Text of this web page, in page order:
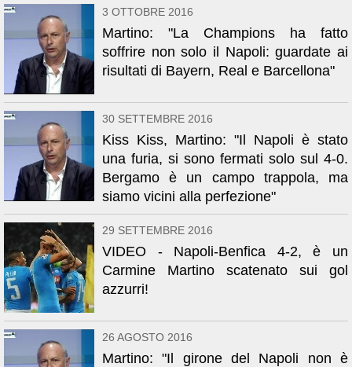
3 OTTOBRE 2016
Martino: "La Champions ha fatto
soffrire non solo il Napoli: guardate ai
risultati di Bayern, Real e Barcellona"
30 SETTEMBRE 2016
Kiss Kiss, Martino: "Il Napoli è stato
una furia, si sono fermati solo sul 4-0.
Bergamo è un campo trappola, ma
siamo vicini alla perfezione"
29 SETTEMBRE 2016
VIDEO - Napoli-Benfica 4-2, è un
Carmine Martino scatenato sui gol
azzurri!
26 AGOSTO 2016
Martino: "Il girone del Napoli non è